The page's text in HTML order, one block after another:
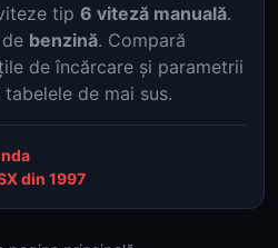
tip 6 viteză manuală.
benzină. Compară
de încărcare și parametrii
de mai sus.
din 1997